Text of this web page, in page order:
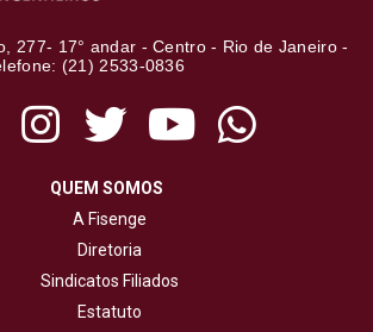
277- 17° andar - Centro - Rio de Janeiro -
(21) 2533-0836
QUEM SOMOS
A Fisenge
Diretoria
Sindicatos Filiados
Estatuto